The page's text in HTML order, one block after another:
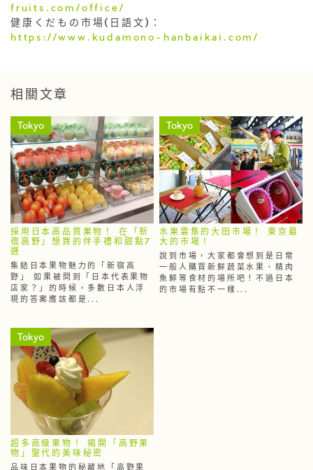
fruits.com/office/
健康くだもの市場(日語文)：
https://www.kudamono-hanbaikai.com/
相關文章
Tokyo
採用日本高品質果物！ 在「新
宿高野」想買的伴手禮和甜點7
選
集結日本果物魅力的「新宿高
野」 如果被問到「日本代表果物
店家？」的時候，多數日本人浮
現的答案應該都是...
Tokyo
水果雲集的大田市場！ 東京最
大的市場！
說到市場，大家都會想到是日常
一般人購買新鮮蔬菜水果、精肉
魚鮮等食材的場所吧！不過日本
的市場有點不一樣...
Tokyo
超多高級果物！ 揭開「高野果
物」聖代的美味秘密